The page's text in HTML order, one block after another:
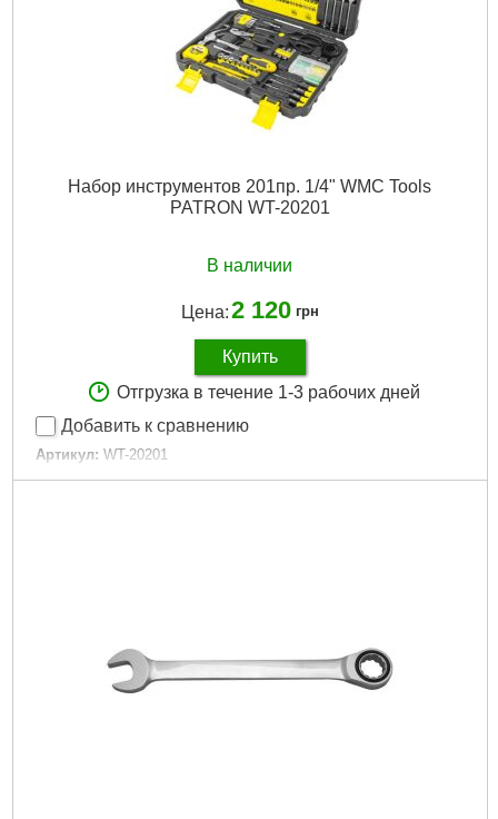
Набор инструментов 201пр. 1/4" WMC Tools
PATRON WT-20201
В наличии
Цена:2 120 грн
Купить
Отгрузка в течение 1-3 рабочих дней
Добавить к сравнению
Артикул: WT-20201
Код товара: 28.95.32